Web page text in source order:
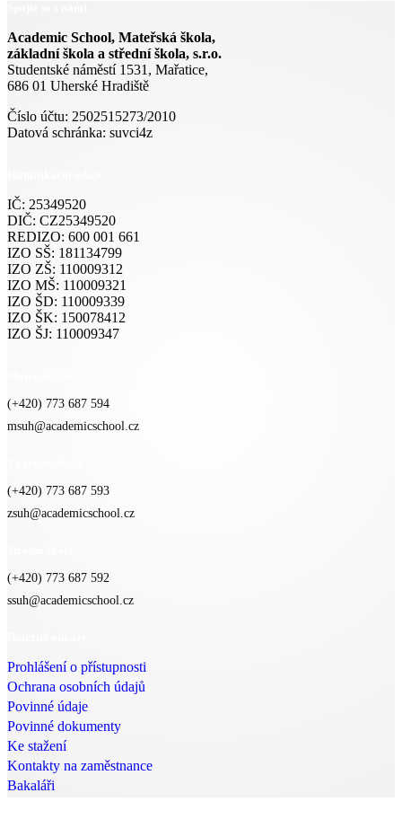
Academic School, Mateřská škola,
základní škola a střední škola, s.r.o.
Studentské náměstí 1531, Mařatice,
686 01 Uherské Hradiště
Číslo účtu: 2502515273/2010
Datová schránka: suvci4z
IČ: 25349520
DIČ: CZ25349520
REDIZO: 600 001 661
IZO SŠ: 181134799
IZO ZŠ: 110009312
IZO MŠ: 110009321
IZO ŠD: 110009339
IZO ŠK: 150078412
IZO ŠJ: 110009347
(+420) 773 687 594
msuh@academicschool.cz
(+420) 773 687 593
zsuh@academicschool.cz
(+420) 773 687 592
ssuh@academicschool.cz
Prohlášení o přístupnosti
Ochrana osobních údajů
Povinné údaje
Povinné dokumenty
Ke stažení
Kontakty na zaměstnance
Bakaláři